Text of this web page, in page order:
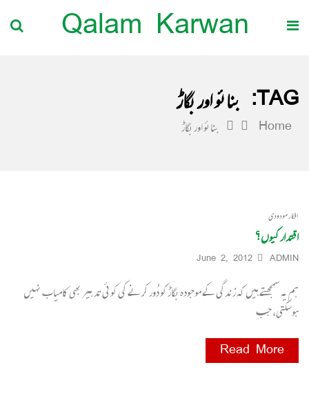
Qalam Karwan
TAG: بنائو اور بگاڑ
Home بنائو اور بگاڑ
افکار مودودی
اقتدار کیوں؟
ADMIN
June 2, 2012
ہم یہ سمجھتے ہیں کہ زندگی کے موجودہ بگاڑ کو دُور کرنے کی کوئی تدبیر بھی کامیاب نہیں
ہوسکتی، جب
Read More